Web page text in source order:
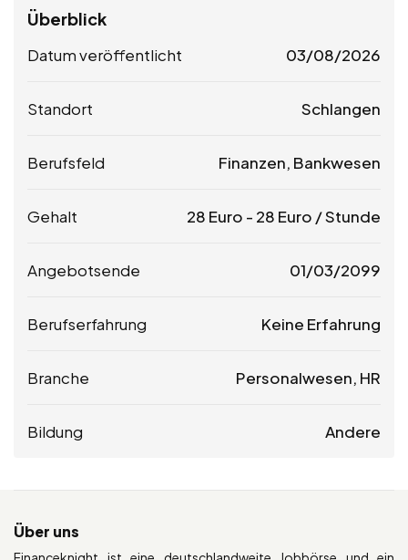
Überblick
Datum veröffentlicht 03/08/2026
Standort Schlangen
Berufsfeld Finanzen, Bankwesen
Gehalt 28 Euro - 28 Euro / Stunde
Angebotsende 01/03/2099
Berufserfahrung Keine Erfahrung
Branche Personalwesen, HR
Bildung Andere
Über uns